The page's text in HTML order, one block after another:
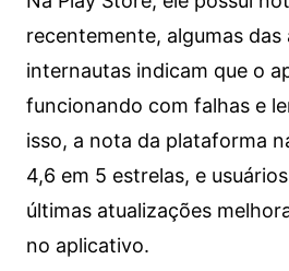
recentemente, algumas das
internautas indicam que o
funcionando com falhas e
isso, a nota da plataforma
4,6 em 5 estrelas, e
últimas atualizações
no aplicativo.